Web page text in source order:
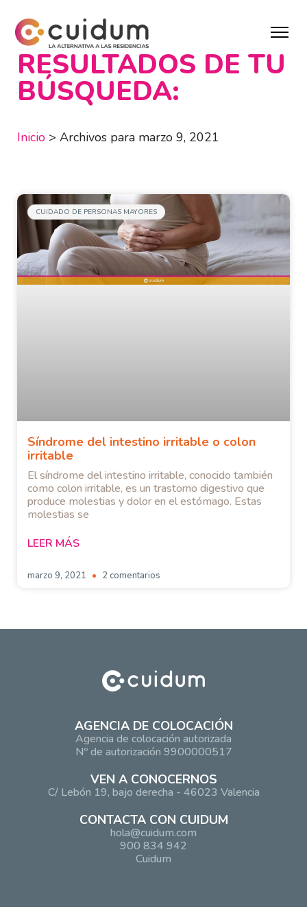
RESULTADOS DE TU
BÚSQUEDA:
Inicio > Archivos para marzo 9, 2021
CUIDADO DE PERSONAS MAYORES
Síndrome del intestino irritable o colon
irritable
El síndrome del intestino irritable, conocido también
como colon irritable, es un trastorno digestivo que
produce molestias y dolor en el estómago. Estas
molestias se
LEER MÁS
marzo 9, 2021 2 comentarios
AGENCIA DE COLOCACIÓN
Agencia de colocación autorizada
Nº de autorización 9900000517
VEN A CONOCERNOS
C/ Lebón 19, bajo derecha - 46023 Valencia
CONTACTA CON CUIDUM
hola@cuidum.com
900 834 942
Cuidum